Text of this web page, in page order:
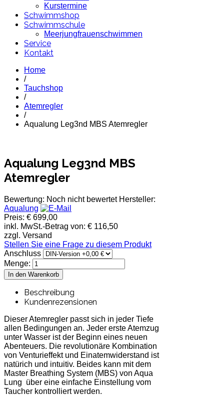
Kurstermine
Schwimmshop
Schwimmschule
Meerjungfrauenschwimmen
Service
Kontakt
Home
/
Tauchshop
/
Atemregler
/
Aqualung Leg3nd MBS Atemregler
Aqualung Leg3nd MBS
Atemregler
Bewertung: Noch nicht bewertet Hersteller:
Aqualung
Preis: € 699,00
inkl. MwSt.-Betrag von: € 116,50
zzgl. Versand
Stellen Sie eine Frage zu diesem Produkt
Anschluss
Menge:
Beschreibung
Kundenrezensionen
Dieser Atemregler passt sich in jeder Tiefe
allen Bedingungen an. Jeder erste Atemzug
unter Wasser ist der Beginn eines neuen
Abenteuers. Die revolutionäre Kombination
von Venturieffekt und Einatemwiderstand ist
natürich und intuitiv. Beides kann mit dem
Master Breathing System (MBS) von Aqua
Lung über eine einfache Einstellung vom
Taucher kontrolliert werden.